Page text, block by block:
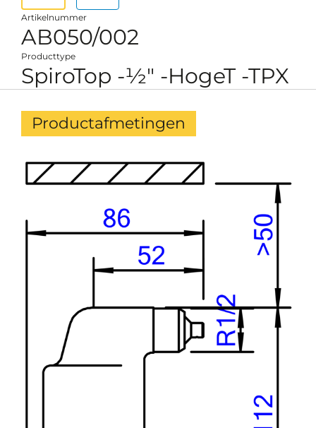
Artikelnummer
AB050/002
Producttype
SpiroTop -½" -HogeT -TPX
Productafmetingen